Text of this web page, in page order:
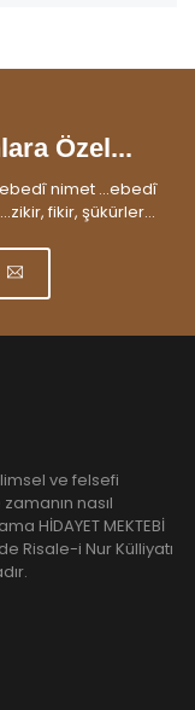
Özel...
nimet ...ebedî
fikir, şükürler...
ve felsefi
nasıl
HİDAYET MEKTEBİ
Risale-i Nur Külliyatı